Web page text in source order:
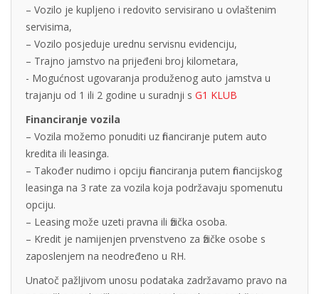
– Vozilo je kupljeno i redovito servisirano u ovlaštenim
servisima,
– Vozilo posjeduje urednu servisnu evidenciju,
– Trajno jamstvo na prijeđeni broj kilometara,
- Mogućnost ugovaranja produženog auto jamstva u
trajanju od 1 ili 2 godine u suradnji s G1 KLUB
Financiranje vozila
– Vozila možemo ponuditi uz financiranje putem auto
kredita ili leasinga.
– Također nudimo i opciju financiranja putem financijskog
leasinga na 3 rate za vozila koja podržavaju spomenutu
opciju.
– Leasing može uzeti pravna ili fizička osoba.
– Kredit je namijenjen prvenstveno za fizičke osobe s
zaposlenjem na neodređeno u RH.
Unatoč pažljivom unosu podataka zadržavamo pravo na